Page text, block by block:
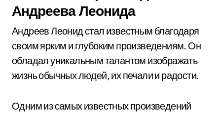
Андреева Леонида
Андреев Леонид стал известным благодаря
своим ярким и глубоким произведениям. Он
обладал уникальным талантом изображать
жизнь обычных людей, их печали и радости.
Одним из самых известных произведений